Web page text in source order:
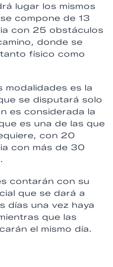
lugar los mismos
compone de 13
con 25 obstáculos
donde se
físico como
modalidades es la
se disputará solo
es considerada la
es una de las que
con 20
con más de 30
contarán con su
que se dará a
días una vez haya
que las
el mismo día.